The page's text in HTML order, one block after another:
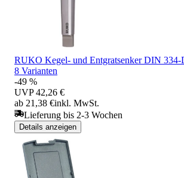
RUKO Kegel- und Entgratsenker DIN
8 Varianten
-49 %
UVP 42,26 €
ab 21,38 €inkl. MwSt.
Lieferung bis 2-3 Wochen
Details anzeigen